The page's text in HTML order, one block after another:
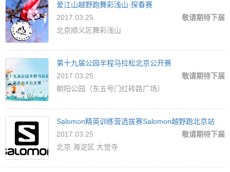
爱江山越野跑舞彩浅山·探春赛
2017.03.25
敬请期待下届
北京顺义区舞彩浅山
第十九届公园半程马拉松北京公开赛
2017.03.25
敬请期待下届
朝阳公园（东五号门红砖路广场）
Salomon精英训练营选拔赛Salomon越野跑北京站
2017.03.25
敬请期待下届
北京 海淀区 大觉寺